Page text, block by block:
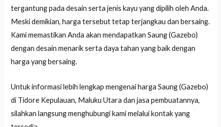
tergantung pada desain serta jenis kayu yang dipilih oleh Anda.
Meski demikian, harga tersebut tetap terjangkau dan bersaing.
Kami memastikan Anda akan mendapatkan Saung (Gazebo)
dengan desain menarik serta daya tahan yang baik dengan
harga yang bersaing.
Untuk informasi lebih lengkap mengenai harga Saung (Gazebo)
di Tidore Kepulauan, Maluku Utara dan jasa pembuatannya,
silahkan langsung menghubungi kami melalui kontak yang